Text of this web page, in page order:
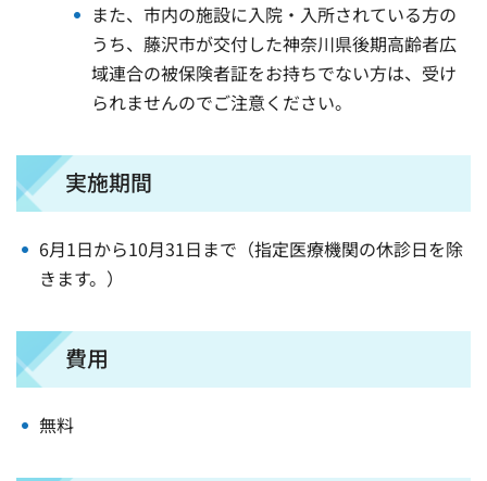
また、市内の施設に入院・入所されている方の
うち、藤沢市が交付した神奈川県後期高齢者広
域連合の被保険者証をお持ちでない方は、受け
られませんのでご注意ください。
実施期間
6月1日から10月31日まで（指定医療機関の休診日を除
きます。）
費用
無料